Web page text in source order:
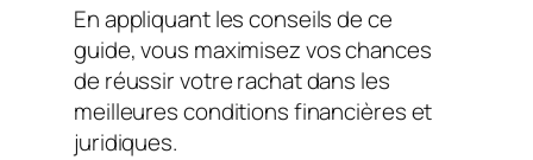
En appliquant les conseils de ce
guide, vous maximisez vos chances
de réussir votre rachat dans les
meilleures conditions financières et
juridiques.